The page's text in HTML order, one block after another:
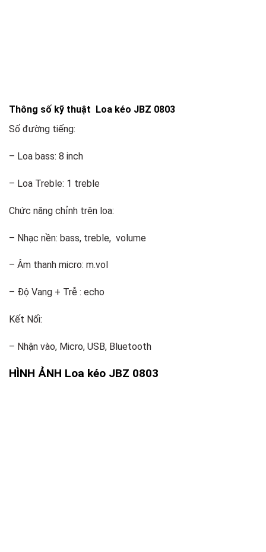
Thông số kỹ thuật Loa kéo JBZ 0803
Số đường tiếng:
– Loa bass: 8 inch
– Loa Treble: 1 treble
Chức năng chỉnh trên loa:
– Nhạc nền: bass, treble, volume
– Âm thanh micro: m.vol
– Độ Vang + Trễ : echo
Kết Nối:
– Nhận vào, Micro, USB, Bluetooth
HÌNH ẢNH Loa kéo JBZ 0803